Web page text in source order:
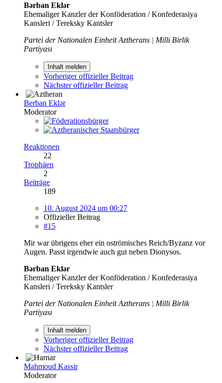
Bərban Eklər
Ehemaliger Kanzler der Konföderation / Konfederasiya
Kansleri / Tereksky Kantsler
Partei der Nationalen Einheit Aztherans | Milli Birlik
Partiyası
Inhalt melden
Vorheriger offizieller Beitrag
Nächster offizieller Beitrag
Berban Eklər
Moderator
Reaktionen
22
Trophäen
2
Beiträge
189
10. August 2024 um 00:27
Offizieller Beitrag
#15
Mir war übrigens eher ein oströmisches Reich/Byzanz vor
Augen. Passt irgendwie auch gut neben Dionysos.
Bərban Eklər
Ehemaliger Kanzler der Konföderation / Konfederasiya
Kansleri / Tereksky Kantsler
Partei der Nationalen Einheit Aztherans | Milli Birlik
Partiyası
Inhalt melden
Vorheriger offizieller Beitrag
Nächster offizieller Beitrag
Mahmoud Kassir
Moderator